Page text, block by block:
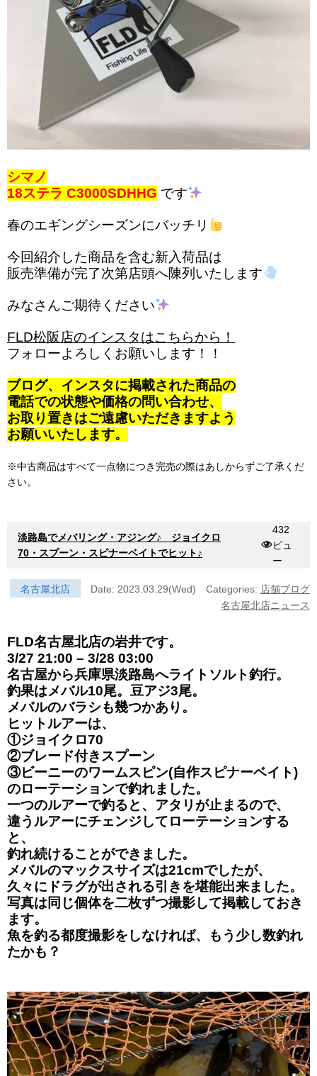
シマノ
18ステラ C3000SDHHG です
春のエギングシーズンにバッチリ
今回紹介した商品を含む新入荷品は
販売準備が完了次第店頭へ陳列いたします
みなさんご期待ください
FLD松阪店のインスタはこちらから！
フォローよろしくお願いします！！
ブログ、インスタに掲載された商品の
電話での状態や価格の問い合わせ、
お取り置きはご遠慮いただきますよう
お願いいたします。
※中古商品はすべて一点物につき完売の際はあしからずご了承くだ
さい。
淡路島でメバリング・アジング♪ ジョイクロ
70・スプーン・スピナーベイトでヒット♪
432
ビュ
ー
名古屋北店 Date: 2023.03.29(Wed) Categories: 店舗ブログ
名古屋北店ニュース
FLD名古屋北店の岩井です。
3/27 21:00 – 3/28 03:00
名古屋から兵庫県淡路島へライトソルト釣行。
釣果はメバル10尾。豆アジ3尾。
メバルのバラシも幾つかあり。
ヒットルアーは、
①ジョイクロ70
②ブレード付きスプーン
③ビーニーのワームスピン(自作スピナーベイト)
のローテーションで釣れました。
一つのルアーで釣ると、アタリが止まるので、
違うルアーにチェンジしてローテーションする
と、
釣れ続けることができました。
メバルのマックスサイズは21cmでしたが、
久々にドラグが出される引きを堪能出来ました。
写真は同じ個体を二枚ずつ撮影して掲載しておき
ます。
魚を釣る都度撮影をしなければ、もう少し数釣れ
たかも？